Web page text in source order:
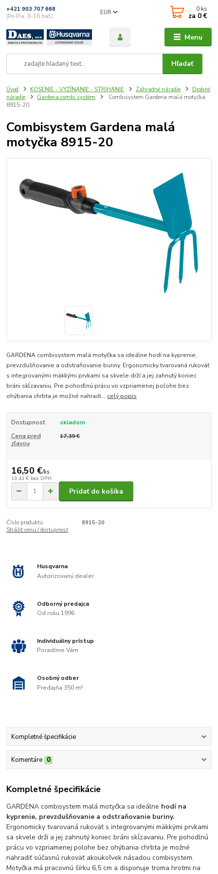
Menu
EUR
Hľadať
+421 903 707 668
(Po-Pia, 8-16 hod.)
0 ks
za 0 €
Úvod KOSENIE - VYŽÍNANIE - STRIHANIE Záhradné náradie
Drobné
náradie
Gardena combi systém
Combisystem Gardena malá motyčka
8915-20
Combisystem Gardena malá
motyčka 8915-20
GARDENA combisystem malá motyčka sa ideálne hodí na kyprenie,
prevzdušňovanie a odstraňovanie buriny. Ergonomicky tvarovaná rukoväť
s integrovanými mäkkými prvkami sa skvele drží a jej zahnutý koniec
bráni skĺzavaniu. Pre pohodlnú prácu vo vzpriamenej polohe bez
ohýbania chrbta je možné nahradi... celý popis
Dostupnosť
skladom
Cena pred
zľavou
17,39 €
16,50 €/ks
13,41 € bez DPH
Pridať do košíka
Číslo produktu:
8915-20
Strážiť cenu / dostupnosť
Husqvarna
Autorizovaný dealer
Odborný predajca
Od roku 1996
Individuálny prístup
Poradíme Vám
Osobný odber
Predajňa 350 m²
Kompletné špecifikácie
Komentáre 0
Kompletné špecifikácie
GARDENA combisystem malá motyčka sa ideálne hodí na
kyprenie, prevzdušňovanie a odstraňovanie buriny.
Ergonomicky tvarovaná rukoväť s integrovanými mäkkými prvkami
sa skvele drží a jej zahnutý koniec bráni skĺzavaniu. Pre pohodlnú
prácu vo vzpriamenej polohe bez ohýbania chrbta je možné
nahradiť súčasnú rukoväť akoukoľvek násadou combisystem.
Motyčka má pracovnú šírku 6,5 cm a disponuje troma hrotmi na